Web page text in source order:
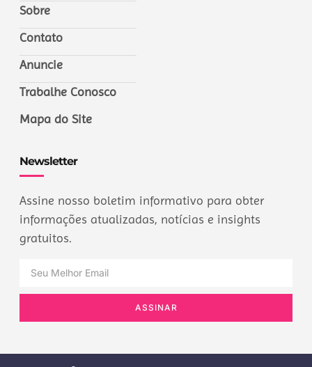
Sobre
Contato
Anuncie
Trabalhe Conosco
Mapa do Site
Newsletter
Assine nosso boletim informativo para obter
informações atualizadas, notícias e insights
gratuitos.
ASSINAR